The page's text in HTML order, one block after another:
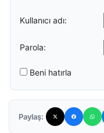
Kullanıcı adı:
Parola:
Beni hatırla
Paylaş: